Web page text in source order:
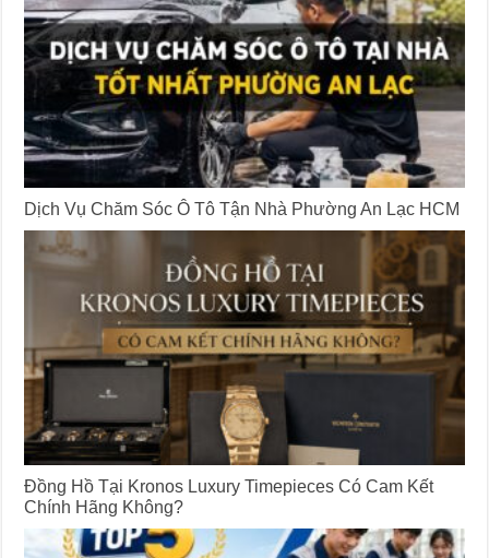
Dịch Vụ Chăm Sóc Ô Tô Tận Nhà Phường An Lạc HCM
Đồng Hồ Tại Kronos Luxury Timepieces Có Cam Kết
Chính Hãng Không?